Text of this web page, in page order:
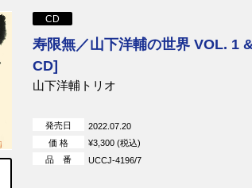
CD
寿限無／山下洋輔の世界 VOL. 1
CD]
山下洋輔トリオ
発売日
2022.07.20
価 格
¥3,300 (税込)
品 番
UCCJ-4196/7